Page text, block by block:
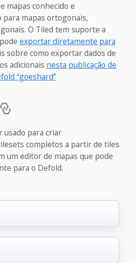
mapas conhecido e
para mapas ortogonais,
O Tiled tem suporte a
exportar diretamente para
sobre como exportar dados de
adicionais nesta publicação de
“goeshard”
para criar
completos a partir de tiles
um editor de mapas que pode
para o Defold.